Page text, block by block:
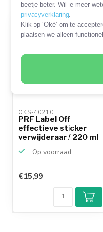
beetje beter. Wil je meer
privacyverklaring
Klik op ‘Oké’ om te
plaatsen we alleen
OKS-40210
PRF Label Off
effectieve sticker
verwijderaar / 220 ml
Op voorraad
€15,99